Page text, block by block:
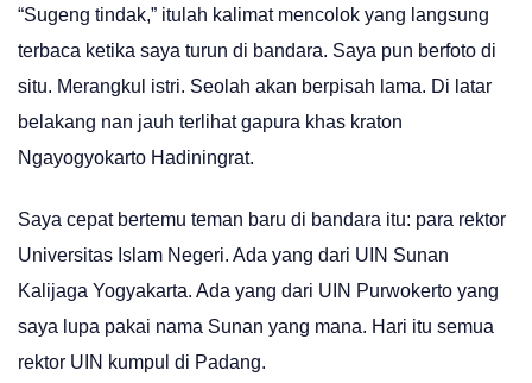
“Sugeng tindak,” itulah kalimat mencolok yang langsung
terbaca ketika saya turun di bandara. Saya pun berfoto di
situ. Merangkul istri. Seolah akan berpisah lama. Di latar
belakang nan jauh terlihat gapura khas kraton
Ngayogyokarto Hadiningrat.
Saya cepat bertemu teman baru di bandara itu: para rektor
Universitas Islam Negeri. Ada yang dari UIN Sunan
Kalijaga Yogyakarta. Ada yang dari UIN Purwokerto yang
saya lupa pakai nama Sunan yang mana. Hari itu semua
rektor UIN kumpul di Padang.